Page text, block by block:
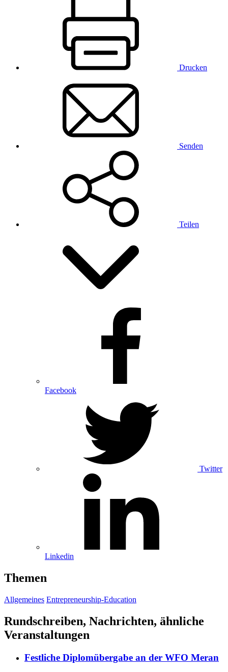
Drucken
Senden
Teilen
Facebook
Twitter
Linkedin
Themen
Allgemeines Entrepreneurship-Education
Rundschreiben, Nachrichten, ähnliche
Veranstaltungen
Festliche Diplomübergabe an der WFO Meran